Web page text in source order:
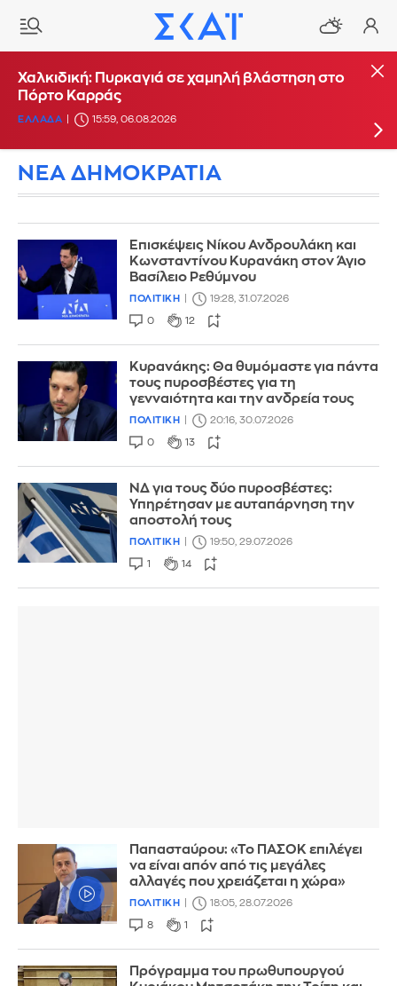
Πυρκαγιά στην περιοχή Κολυμπάδα στη Σκύρο
ΕΛΛΑΔΑ 15:17, 06.08.2026
Χαλκιδική: Πυρκαγιά σε χαμηλή βλάστηση στο
Πόρτο Καρράς
ΕΛΛΑΔΑ 15:59, 06.08.2026
ΝΕΑ ΔΗΜΟΚΡΑΤΙΑ
Επισκέψεις Νίκου Ανδρουλάκη και
Κωνσταντίνου Κυρανάκη στον Άγιο
Βασίλειο Ρεθύμνου
ΠΟΛΙΤΙΚΗ 19:28, 31.07.2026
0 12
Κυρανάκης: Θα θυμόμαστε για πάντα
τους πυροσβέστες για τη
γενναιότητα και την ανδρεία τους
ΠΟΛΙΤΙΚΗ 20:16, 30.07.2026
0 13
ΝΔ για τους δύο πυροσβέστες:
Υπηρέτησαν με αυταπάρνηση την
αποστολή τους
ΠΟΛΙΤΙΚΗ 19:50, 29.07.2026
1 14
Παπασταύρου: «Το ΠΑΣΟΚ επιλέγει
να είναι απόν από τις μεγάλες
αλλαγές που χρειάζεται η χώρα»
ΠΟΛΙΤΙΚΗ 18:05, 28.07.2026
8 1
Πρόγραμμα του πρωθυπουργού